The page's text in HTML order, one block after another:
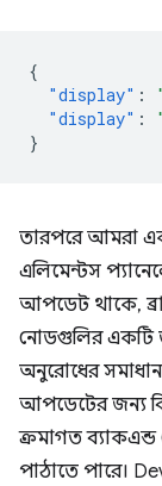
{
"display" :
"display" :
}
তারপরে আমরা
এলিমেন্টস
আপডেট থাকে,
নোডগুলির একটি
অনুরোধের
আপডেটের জন্য
ক্রমাগত
পাঠাতে পারে।